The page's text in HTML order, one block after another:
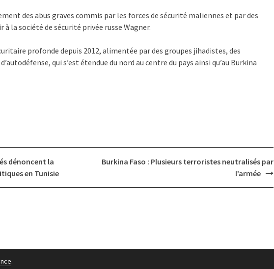
des abus graves commis par les forces de sécurité maliennes et par des
la société de sécurité privée russe Wagner.
profonde depuis 2012, alimentée par des groupes jihadistes, des
qui s’est étendue du nord au centre du pays ainsi qu’au Burkina
dénoncent la
en Tunisie
Burkina Faso : Plusieurs terroristes neutralisés par
l’armée
.